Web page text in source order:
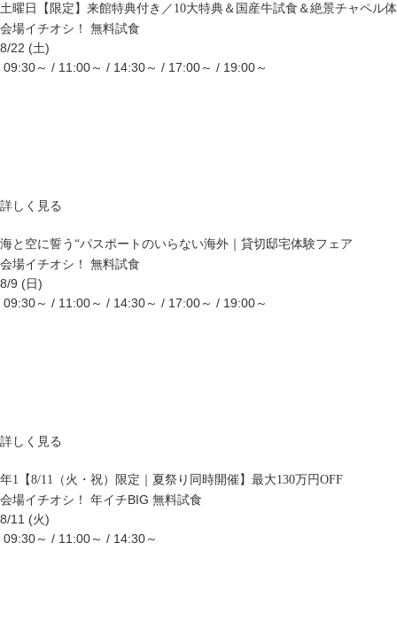
土曜日【限定】来館特典付き／10大特典＆国産牛試食＆絶景チャペル
会場イチオシ！
無料試食
8/22 (土)
09:30～ / 11:00～ / 14:30～ / 17:00～ / 19:00～
詳しく見る
海と空に誓う“パスポートのいらない海外｜貸切邸宅体験フェア
会場イチオシ！
無料試食
8/9 (日)
09:30～ / 11:00～ / 14:30～ / 17:00～ / 19:00～
詳しく見る
年1【8/11（火・祝）限定｜夏祭り同時開催】最大130万円OFF
会場イチオシ！ 年イチBIG 無料試食
8/11 (火)
09:30～ / 11:00～ / 14:30～